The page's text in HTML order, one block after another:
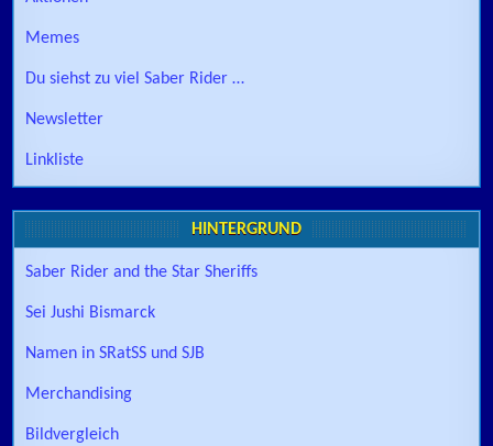
Memes
Du siehst zu viel Saber Rider …
Newsletter
Linkliste
HINTERGRUND
Saber Rider and the Star Sheriffs
Sei Jushi Bismarck
Namen in SRatSS und SJB
Merchandising
Bildvergleich